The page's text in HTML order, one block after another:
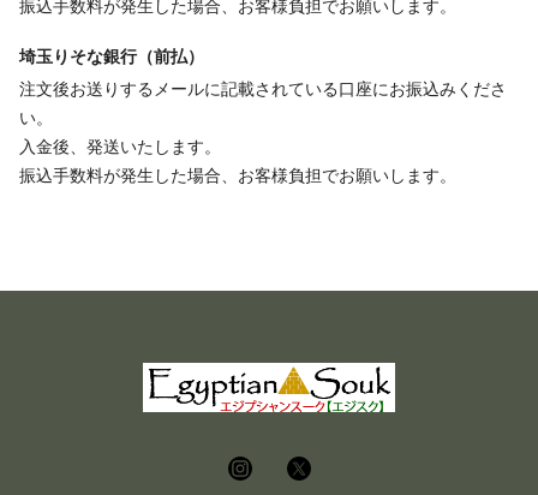
振込手数料が発生した場合、お客様負担でお願いします。
埼玉りそな銀行（前払）
注文後お送りするメールに記載されている口座にお振込みくださ
い。
入金後、発送いたします。
振込手数料が発生した場合、お客様負担でお願いします。